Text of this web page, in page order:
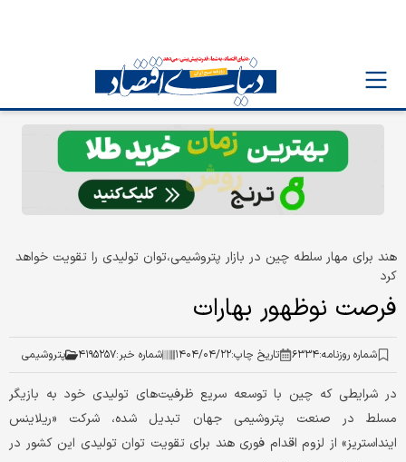
هند برای مهار سلطه چین در بازار پتروشیمی،توان تولیدی را تقویت خواهد
کرد
فرصت نوظهور بهارات
شماره روزنامه:۶۳۳۴ تاریخ چاپ:۱۴۰۴/۰۴/۲۲ شماره خبر:۴۱۹۵۲۵۷ پتروشیمی
در شرایطی که چین با توسعه سریع ظرفیت‌‌‌های تولیدی خود به بازیگر
مسلط در صنعت پتروشیمی جهان تبدیل شده، شرکت «ریلاینس
اینداستریز» از لزوم اقدام فوری هند برای تقویت توان تولیدی این کشور در